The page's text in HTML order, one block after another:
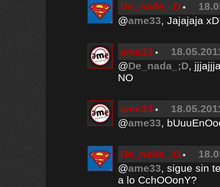
De_nada_;D
@ame33, Jajajaja
ame33
@De_nada_;D,
NO
ame33
@ame33,
De_nada_;D
@ame33, sigue sin
a lo CchOOonY?